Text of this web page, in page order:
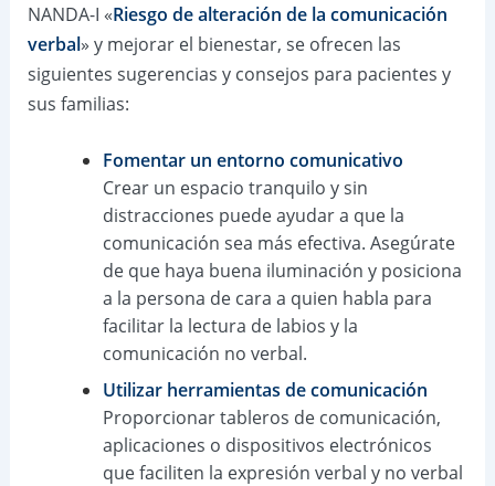
NANDA-I «Riesgo de alteración de la comunicación
verbal» y mejorar el bienestar, se ofrecen las
siguientes sugerencias y consejos para pacientes y
sus familias:
Fomentar un entorno comunicativo
Crear un espacio tranquilo y sin
distracciones puede ayudar a que la
comunicación sea más efectiva. Asegúrate
de que haya buena iluminación y posiciona
a la persona de cara a quien habla para
facilitar la lectura de labios y la
comunicación no verbal.
Utilizar herramientas de comunicación
Proporcionar tableros de comunicación,
aplicaciones o dispositivos electrónicos
que faciliten la expresión verbal y no verbal